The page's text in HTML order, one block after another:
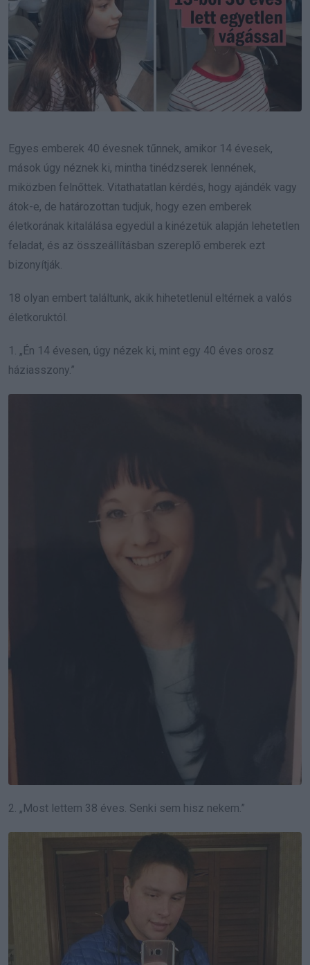
Egyes emberek 40 évesnek tűnnek, amikor 14 évesek,
mások úgy néznek ki, mintha tinédzserek lennének,
miközben felnőttek. Vitathatatlan kérdés, hogy ajándék vagy
átok-e, de határozottan tudjuk, hogy ezen emberek
életkorának kitalálása egyedül a kinézetük alapján lehetetlen
feladat, és az összeállításban szereplő emberek ezt
bizonyítják.
18 olyan embert találtunk, akik hihetetlenül eltérnek a valós
életkoruktól.
1. „Én 14 évesen, úgy nézek ki, mint egy 40 éves orosz
háziasszony.”
2. „Most lettem 38 éves. Senki sem hisz nekem.”